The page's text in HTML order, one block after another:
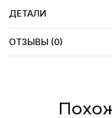
ДЕТАЛИ
ОТЗЫВЫ (0)